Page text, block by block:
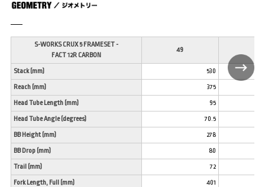
S-WORKS CRUX 5 FRAMESET -
FACT 12R CARBON
49
Stack (mm) 530
Reach (mm) 375
Head Tube Length (mm) 95
Head Tube Angle (degrees) 70.5
BB Height (mm) 278
BB Drop (mm) 80
Trail (mm) 72
Fork Length, Full (mm) 401